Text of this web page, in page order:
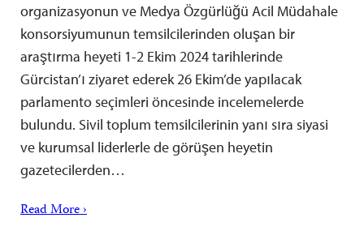
organizasyonun ve Medya Özgürlüğü Acil Müdahale
konsorsiyumunun temsilcilerinden oluşan bir
araştırma heyeti 1-2 Ekim 2024 tarihlerinde
Gürcistan’ı ziyaret ederek 26 Ekim’de yapılacak
parlamento seçimleri öncesinde incelemelerde
bulundu. Sivil toplum temsilcilerinin yanı sıra siyasi
ve kurumsal liderlerle de görüşen heyetin
gazetecilerden…
Read More ›